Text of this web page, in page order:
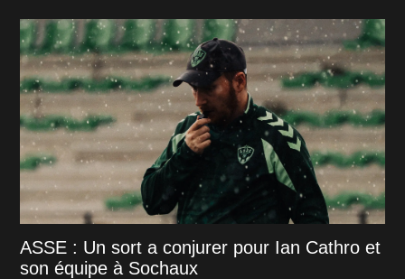
ASSE : Un sort a conjurer pour Ian Cathro et
son équipe à Sochaux